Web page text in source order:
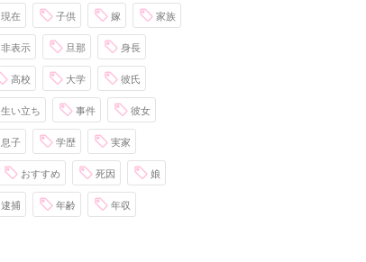
現在 子供 嫁 家族
非表示 旦那 身長
高校 大学 彼氏
生い立ち 事件 彼女
息子 学歴 実家
おすすめ 死因 娘
逮捕 年齢 年収